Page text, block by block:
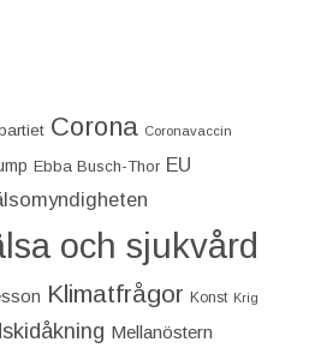
Corona Coronavaccin
Ebba Busch-Thor EU
och sjukvård
Klimatfrågor Konst Krig
Mellanöstern